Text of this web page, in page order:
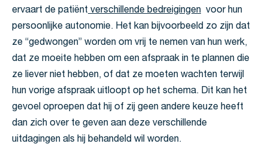
ervaart de patiënt verschillende bedreigingen voor hun
persoonlijke autonomie. Het kan bijvoorbeeld zo zijn dat
ze “gedwongen” worden om vrij te nemen van hun werk,
dat ze moeite hebben om een afspraak in te plannen die
ze liever niet hebben, of dat ze moeten wachten terwijl
hun vorige afspraak uitloopt op het schema. Dit kan het
gevoel oproepen dat hij of zij geen andere keuze heeft
dan zich over te geven aan deze verschillende
uitdagingen als hij behandeld wil worden.